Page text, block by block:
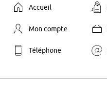
Accueil
Mon compte
Téléphone